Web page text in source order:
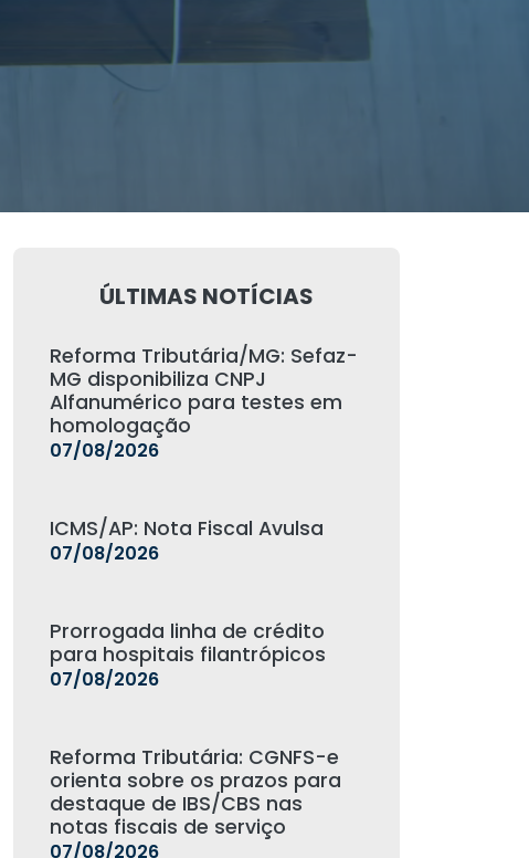
ÚLTIMAS NOTÍCIAS
Reforma Tributária/MG: Sefaz-
MG disponibiliza CNPJ
Alfanumérico para testes em
homologação
07/08/2026
ICMS/AP: Nota Fiscal Avulsa
07/08/2026
Prorrogada linha de crédito
para hospitais filantrópicos
07/08/2026
Reforma Tributária: CGNFS-e
orienta sobre os prazos para
destaque de IBS/CBS nas
notas fiscais de serviço
07/08/2026